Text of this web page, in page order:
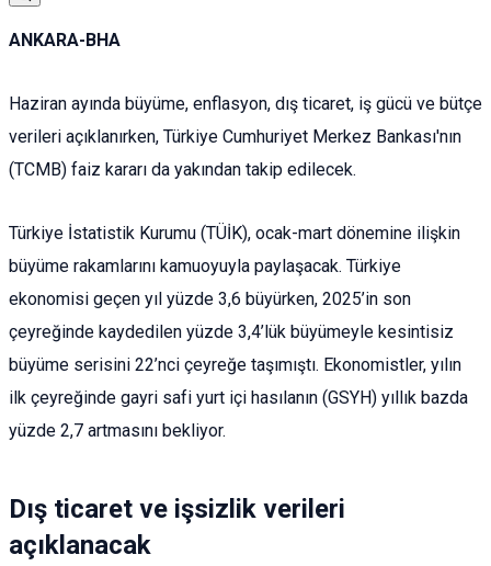
ANKARA-BHA
Haziran ayında büyüme, enflasyon, dış ticaret, iş gücü ve bütçe
verileri açıklanırken, Türkiye Cumhuriyet Merkez Bankası'nın
(TCMB) faiz kararı da yakından takip edilecek.
Türkiye İstatistik Kurumu (TÜİK), ocak-mart dönemine ilişkin
büyüme rakamlarını kamuoyuyla paylaşacak. Türkiye
ekonomisi geçen yıl yüzde 3,6 büyürken, 2025’in son
çeyreğinde kaydedilen yüzde 3,4’lük büyümeyle kesintisiz
büyüme serisini 22’nci çeyreğe taşımıştı. Ekonomistler, yılın
ilk çeyreğinde gayri safi yurt içi hasılanın (GSYH) yıllık bazda
yüzde 2,7 artmasını bekliyor.
Dış ticaret ve işsizlik verileri
açıklanacak